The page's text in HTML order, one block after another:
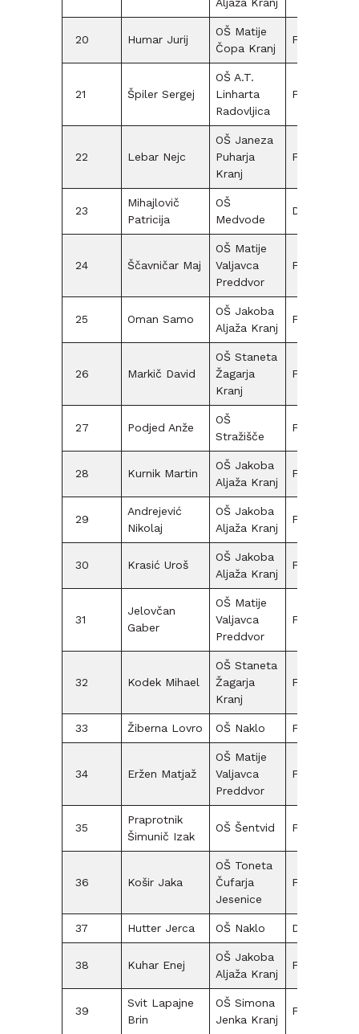
20 Humar Jurij
OŠ Matije
Čopa Kranj
F15
21 Špiler Sergej
OŠ A.T.
Linharta
Radovljica
F15
22 Lebar Nejc
OŠ Janeza
Puharja
Kranj
F15
23
Mihajlovič
Patricija
OŠ
Medvode
D15
24 Ščavničar Maj
OŠ Matije
Valjavca
Preddvor
F12
25 Oman Samo
OŠ Jakoba
Aljaža Kranj
F12
26 Markič David
OŠ Staneta
Žagarja
Kranj
F12
27 Podjed Anže
OŠ
Stražišče
F12
28 Kurnik Martin
OŠ Jakoba
Aljaža Kranj
F12
29
Andrejević
Nikolaj
OŠ Jakoba
Aljaža Kranj
F12
30 Krasić Uroš
OŠ Jakoba
Aljaža Kranj
F09
31
Jelovčan
Gaber
OŠ Matije
Valjavca
Preddvor
F12
32 Kodek Mihael
OŠ Staneta
Žagarja
Kranj
F15
33 Žiberna Lovro OŠ Naklo F12
34 Eržen Matjaž
OŠ Matije
Valjavca
Preddvor
F12
35
Praprotnik
Šimunič Izak
OŠ Šentvid F12
36 Košir Jaka
OŠ Toneta
Čufarja
Jesenice
F12
37 Hutter Jerca OŠ Naklo D12
38 Kuhar Enej
OŠ Jakoba
Aljaža Kranj
F12
39
Svit Lapajne
Brin
OŠ Simona
Jenka Kranj
F15